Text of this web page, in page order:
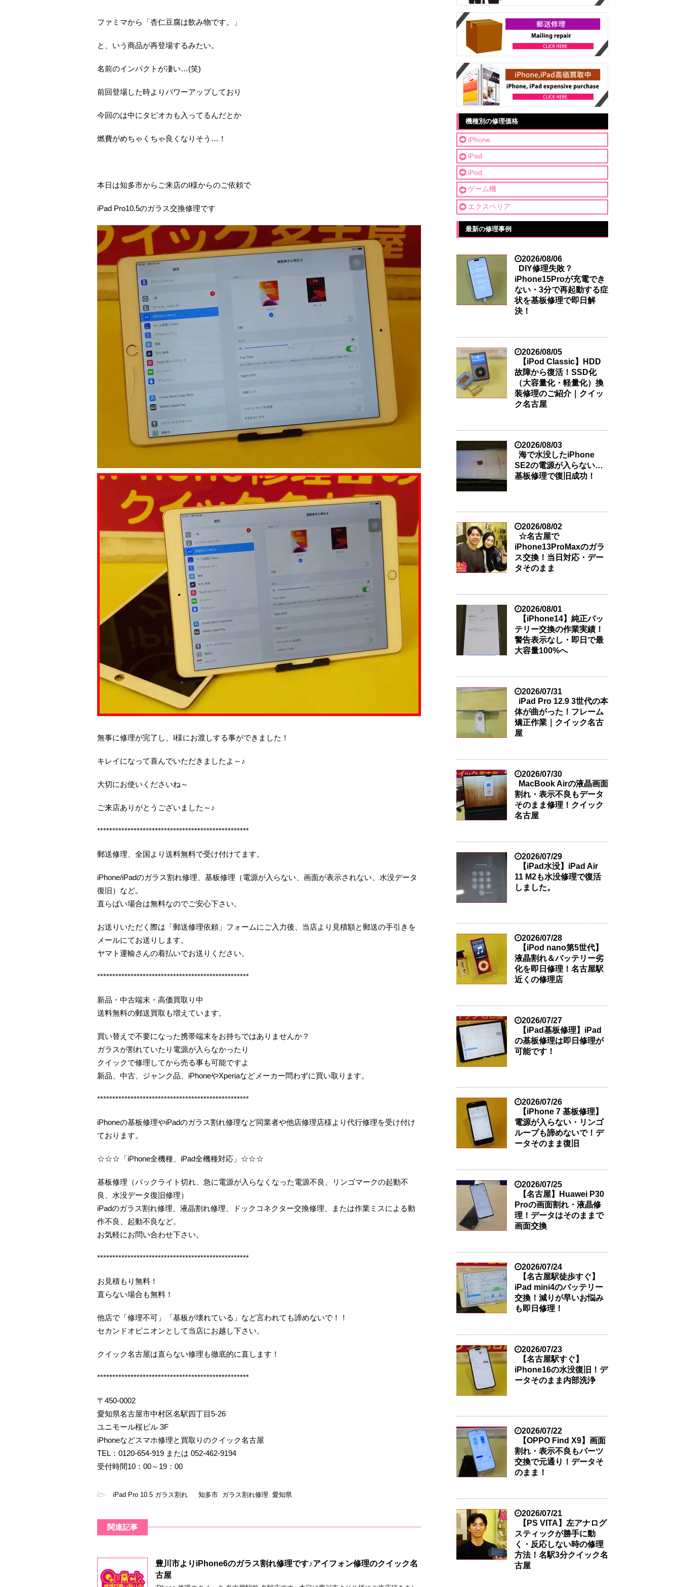
ファミマから「杏仁豆腐は飲み物です。」
と、いう商品が再登場するみたい。
名前のインパクトが凄い…(笑)
前回登場した時よりパワーアップしており
今回のは中にタピオカも入ってるんだとか
燃費がめちゃくちゃ良くなりそう…！
本日は知多市からご来店のI様からのご依頼で
iPad Pro10.5のガラス交換修理です
無事に修理が完了し、I様にお渡しする事ができました！
キレイになって喜んでいただきましたよ～♪
大切にお使いくださいね～
ご来店ありがとうございました～♪
**************************************************
郵送修理、全国より送料無料で受け付けてます。
iPhone/iPadのガラス割れ修理、基板修理（電源が入らない、画面が表示されない、水没データ
復旧）など。
直らばい場合は無料なのでご安心下さい。
お送りいただく際は「郵送修理依頼」フォームにご入力後、当店より見積額と郵送の手引きを
メールにてお送りします。
ヤマト運輸さんの着払いでお送りください。
**************************************************
新品・中古端末・高価買取り中
送料無料の郵送買取も増えています。
買い替えで不要になった携帯端末をお持ちではありませんか？
ガラスが割れていたり電源が入らなかったり
クイックで修理してから売る事も可能ですよ
新品、中古、ジャンク品、iPhoneやXperiaなどメーカー問わずに買い取ります。
**************************************************
iPhoneの基板修理やiPadのガラス割れ修理など同業者や他店修理店様より代行修理を受け付け
ております。
☆☆☆「iPhone全機種、iPad全機種対応」☆☆☆
基板修理（バックライト切れ、急に電源が入らなくなった電源不良、リンゴマークの起動不
良、水没データ復旧修理）
iPadのガラス割れ修理、液晶割れ修理、ドックコネクター交換修理、または作業ミスによる動
作不良、起動不良など。
お気軽にお問い合わせ下さい。
**************************************************
お見積もり無料！
直らない場合も無料！
他店で「修理不可」「基板が壊れている」など言われても諦めないで！！
セカンドオピニオンとして当店にお越し下さい。
クイック名古屋は直らない修理も徹底的に直します！
**************************************************
〒450-0002
愛知県名古屋市中村区名駅四丁目5-26
ユニモール桜ビル 3F
iPhoneなどスマホ修理と買取りのクイック名古屋
TEL：0120-654-919 または 052-462-9194
受付時間10：00～19：00
- iPad Pro 10.5 ガラス割れ, 知多市, ガラス割れ修理, 愛知県
関連記事
豊川市よりiPhone6のガラス割れ修理です♪アイフォン修理のクイック名
古屋
機種別の修理価格
iPhone
iPad
iPod
ゲーム機
エクスペリア
最新の修理事例
2026/08/06
DIY修理失敗？
iPhone15Proが充電でき
ない・3分で再起動する症
状を基板修理で即日解
決！
2026/08/05
【iPod Classic】HDD
故障から復活！SSD化
（大容量化・軽量化）換
装修理のご紹介｜クイッ
ク名古屋
2026/08/03
海で水没したiPhone
SE2の電源が入らない…
基板修理で復旧成功！
2026/08/02
☆名古屋で
iPhone13ProMaxのガラ
ス交換！当日対応・デー
タそのまま
2026/08/01
【iPhone14】純正バッ
テリー交換の作業実績！
警告表示なし・即日で最
大容量100%へ
2026/07/31
iPad Pro 12.9 3世代の本
体が曲がった！フレーム
矯正作業｜クイック名古
屋
2026/07/30
MacBook Airの液晶画面
割れ・表示不良もデータ
そのまま修理！クイック
名古屋
2026/07/29
【iPad水没】iPad Air
11 M2も水没修理で復活
しました。
2026/07/28
【iPod nano第5世代】
液晶割れ＆バッテリー劣
化を即日修理！名古屋駅
近くの修理店
2026/07/27
【iPad基板修理】iPad
の基板修理は即日修理が
可能です！
2026/07/26
【iPhone 7 基板修理】
電源が入らない・リンゴ
ループも諦めないで！デ
ータそのまま復旧
2026/07/25
【名古屋】Huawei P30
Proの画面割れ・液晶修
理！データはそのままで
画面交換
2026/07/24
【名古屋駅徒歩すぐ】
iPad mini4のバッテリー
交換！減りが早いお悩み
も即日修理！
2026/07/23
【名古屋駅すぐ】
iPhone16の水没復旧！デ
ータそのまま内部洗浄
2026/07/22
【OPPO Find X9】画面
割れ・表示不良もパーツ
交換で元通り！データそ
のまま！
2026/07/21
【PS VITA】左アナログ
スティックが勝手に動
く・反応しない時の修理
方法！名駅3分クイック名
古屋